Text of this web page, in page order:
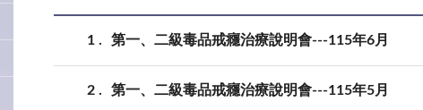
1 第一、二級毒品戒癮治療說明會---115年6月
2 第一、二級毒品戒癮治療說明會---115年5月